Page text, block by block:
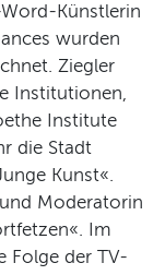
Künstlerin
wurden
Ziegler
Institutionen,
Institute
die Stadt
Kunst«.
Moderatorin
Im
Folge der TV-